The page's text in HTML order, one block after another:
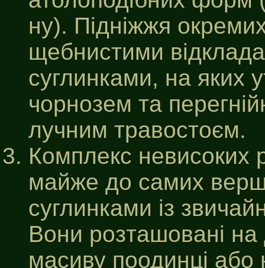
ну). Підніжжя
щебнистими
суглинками, на яких
чорнозем та
лучним травостоєм.
Комплекс невисоких
майже до самих
суглинками із
Вони розташовані на
масиву поодинці